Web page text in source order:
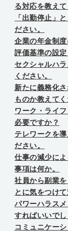
る対応を教えて
「出勤停止」
ださい。
企業の年金制度
評価基準の設
セクシャルハ
ください。
新たに義務化
ものか教えてく
ワーク・ライ
必要ですか？
テレワークを
ださい。
仕事の減少に
事項は何か。
社員から副業
とに気をつけ
パワーハラス
すればいいで
コミュニケー